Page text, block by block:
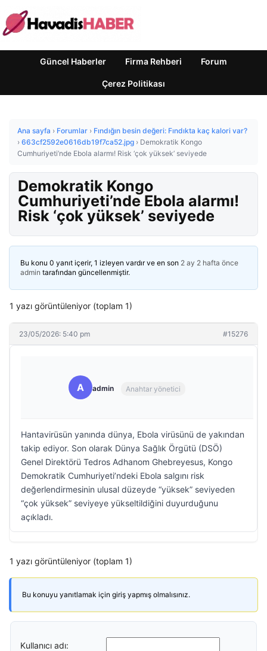
Güncel Haberler Firma Rehberi Forum
Çerez Politikası
Ana sayfa › Forumlar › Fındığın besin değeri: Fındıkta kaç kalori var?
› 663cf2592e0616db19f7ca52.jpg › Demokratik Kongo
Cumhuriyeti’nde Ebola alarmı! Risk ‘çok yüksek’ seviyede
Demokratik Kongo
Cumhuriyeti’nde Ebola alarmı!
Risk ‘çok yüksek’ seviyede
Bu konu 0 yanıt içerir, 1 izleyen vardır ve en son 2 ay 2 hafta önce
admin tarafından güncellenmiştir.
1 yazı görüntüleniyor (toplam 1)
23/05/2026: 5:40 pm #15276
A admin Anahtar yönetici
Hantavirüsün yanında dünya, Ebola virüsünü de yakından
takip ediyor. Son olarak Dünya Sağlık Örgütü (DSÖ)
Genel Direktörü Tedros Adhanom Ghebreyesus, Kongo
Demokratik Cumhuriyeti’ndeki Ebola salgını risk
değerlendirmesinin ulusal düzeyde “yüksek” seviyeden
“çok yüksek” seviyeye yükseltildiğini duyurduğunu
açıkladı.
1 yazı görüntüleniyor (toplam 1)
Bu konuyu yanıtlamak için giriş yapmış olmalısınız.
Kullanıcı adı: